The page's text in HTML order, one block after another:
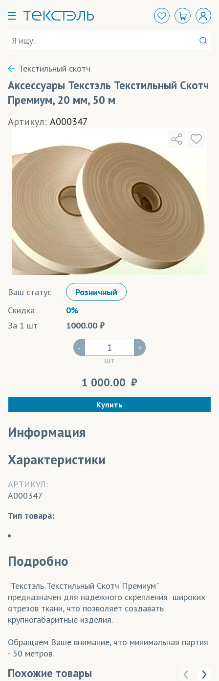
Текстильный скотч
Аксессуары Текстэль Текстильный Скотч
Премиум, 20 мм, 50 м
Артикул: A000347
Цвета под заказ
Ваш статус
Розничный
Скидка
0%
За 1 шт
1000.00
-
шт
+
1 000.00
Купить
Информация
Характеристики
АРТИКУЛ:
A000347
Тип товара:
Подробно
"Текстэль Текстильный Скотч Премиум"
предназначен для надежного скрепления широких
отрезов ткани, что позволяет создавать
крупногабаритные изделия.
Обращаем Ваше внимание, что минимальная партия
- 50 метров.
Похожие товары